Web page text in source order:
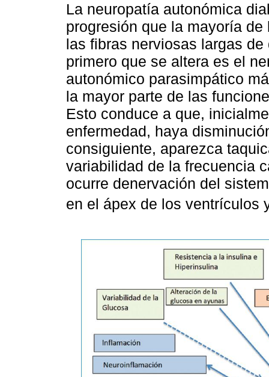
La neuropatía autonómica
progresión que la mayoría
las fibras nerviosas largas
primero que se altera es el
autonómico parasimpático
la mayor parte de las
Esto conduce a que,
enfermedad, haya
consiguiente, aparezca
variabilidad de la frecuencia
ocurre denervación del
en el ápex de los ventrículos